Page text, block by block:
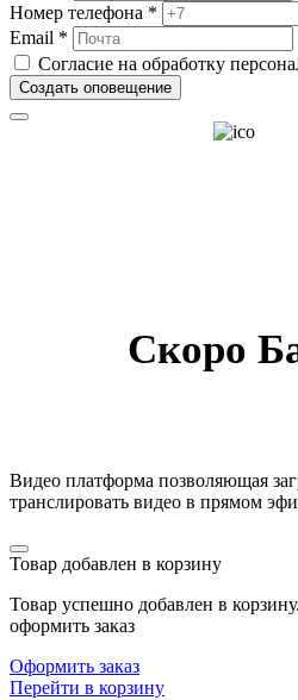
Номер телефона *
Email *
Согласие на обработку
Создать оповещение
Скоро
Видео платформа позволяющая
транслировать видео в прямом
Товар добавлен в корзину
Товар успешно добавлен в
оформить заказ
Оформить заказ
Перейти в корзину